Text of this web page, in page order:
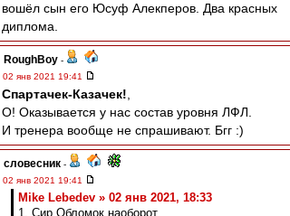
вошёл сын его Юсуф Алекперов. Два красных
диплома.
RoughBoy -
02 янв 2021 19:41
Спартачек-Казачек!
О! Оказывается у нас состав уровня ЛФЛ.
И тренера вообще не спрашивают. Бгг :)
словесник -
02 янв 2021 19:41
Mike Lebedev » 02 янв 2021, 18:33
1. Сир Обломок наоборот